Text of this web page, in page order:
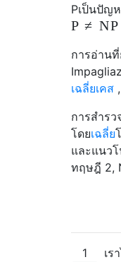
Pเป็นปัญ
P ≠ NP
การอ่าน
เฉลี่ยเคส
การสำรว
โดยเฉลี่ย
และแนว
ทฤษฎี 2,
1
เร